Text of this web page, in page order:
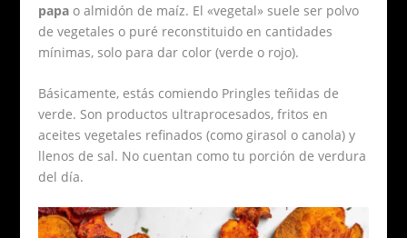
papa o almidón de maíz. El «vegetal» suele ser polvo
de vegetales o puré reconstituido en cantidades
mínimas, solo para dar color (verde o rojo).
Básicamente, estás comiendo Pringles teñidas de
verde. Son productos ultraprocesados, fritos en
aceites vegetales refinados (como girasol o canola) y
llenos de sal. No cuentan como tu porción de verdura
del día.